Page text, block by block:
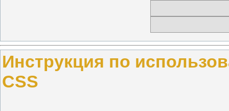
Инструкция по
CSS